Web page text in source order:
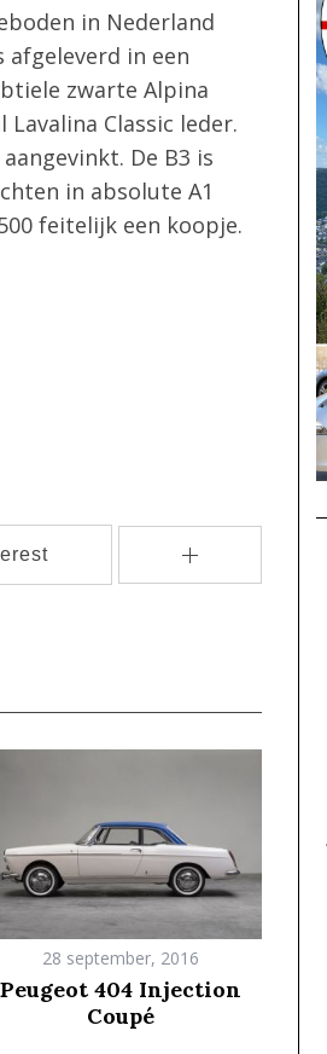
in Nederland
afgeleverd in een
zwarte Alpina
Classic leder.
De B3 is
in absolute A1
feitelijk een koopje.
28 september, 2016
Peugeot 404 Injection
Coupé